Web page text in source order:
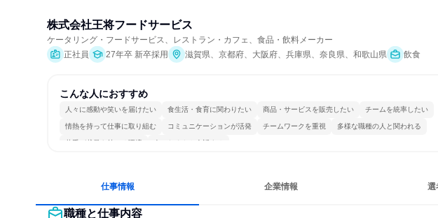
株式会社王将フードサービス
ケータリング・フードサービス、レストラン・カフェ、食品・飲料メーカー
正社員
27年卒 新卒採用 滋賀県、京都府、大阪府、兵庫県、奈良県、和歌山県 飲食
こんな人におすすめ
人々に感動や笑いを届けたい 食生活・食育に関わりたい 商品・サービスを販売したい チームを統率したい
情熱を持って仕事に取り組む コミュニケーションが活発 チームワークを重視 多様な職種の人と関われる
若手が裁量を持てる環境 人とたくさん会話する
仕事情報 企業情報 選
職種と仕事内容